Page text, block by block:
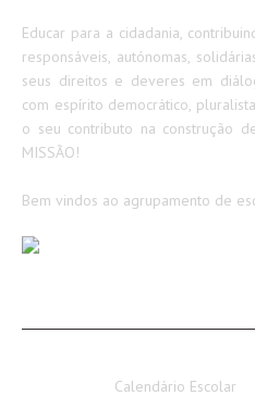
Educar para a cidadania,
responsáveis, autónomas,
seus direitos e deveres em
com espírito democrático,
o seu contributo na construção
MISSÃO!
Bem vindos ao agrupamento de
Calendário Escolar